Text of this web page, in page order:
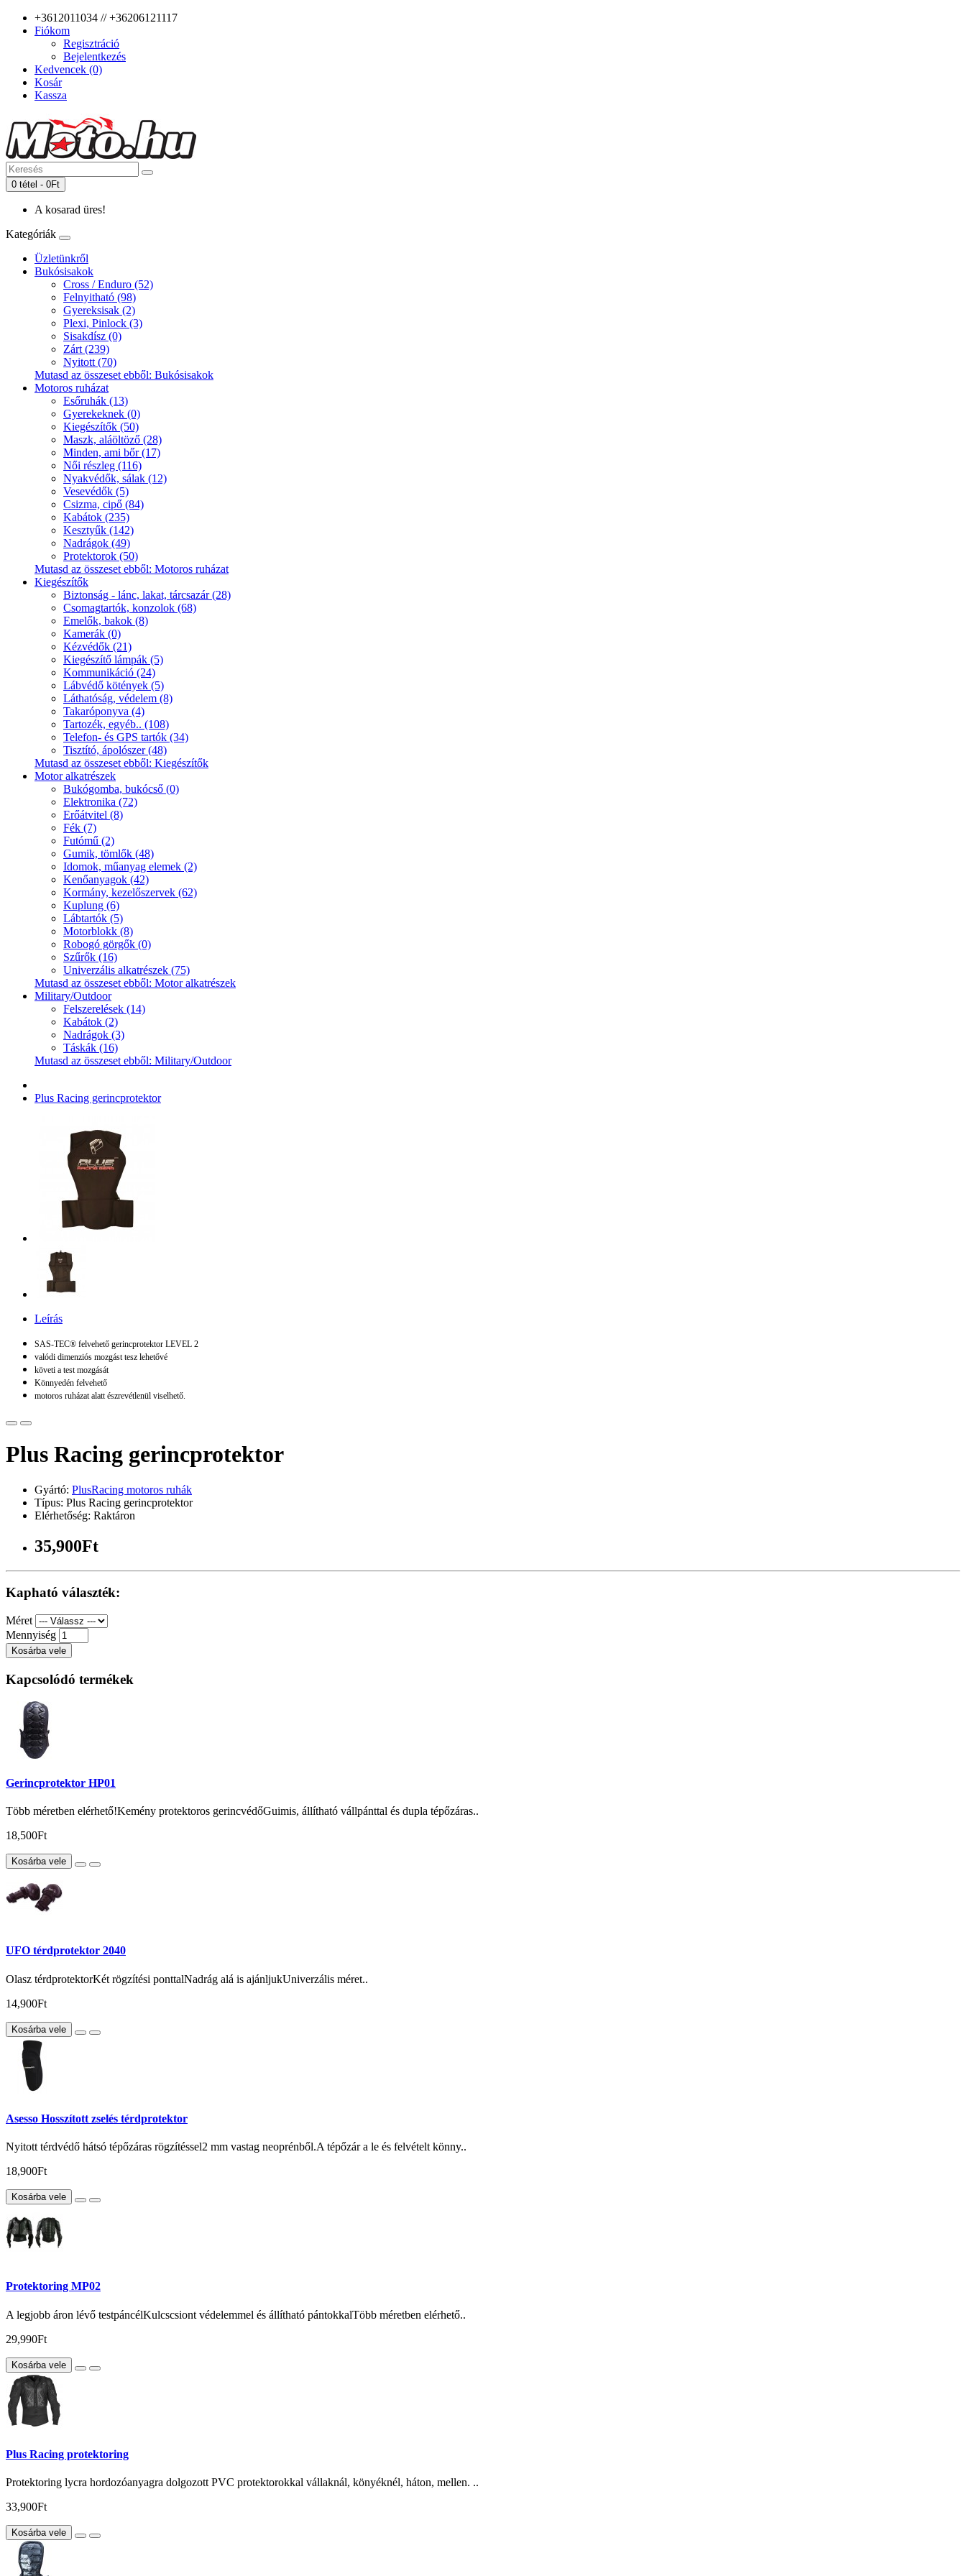
+3612011034 // +36206121117
Fiókom
Regisztráció
Bejelentkezés
Kedvencek (0)
Kosár
Kassza
0 tétel - 0Ft
A kosarad üres!
Kategóriák
Üzletünkről
Bukósisakok
Cross / Enduro (52)
Felnyitható (98)
Gyereksisak (2)
Plexi, Pinlock (3)
Sisakdísz (0)
Zárt (239)
Nyitott (70)
Mutasd az összeset ebből: Bukósisakok
Motoros ruházat
Esőruhák (13)
Gyerekeknek (0)
Kiegészítők (50)
Maszk, aláöltöző (28)
Minden, ami bőr (17)
Női részleg (116)
Nyakvédők, sálak (12)
Vesevédők (5)
Csizma, cipő (84)
Kabátok (235)
Kesztyűk (142)
Nadrágok (49)
Protektorok (50)
Mutasd az összeset ebből: Motoros ruházat
Kiegészítők
Biztonság - lánc, lakat, tárcsazár (28)
Csomagtartók, konzolok (68)
Emelők, bakok (8)
Kamerák (0)
Kézvédők (21)
Kiegészítő lámpák (5)
Kommunikáció (24)
Lábvédő kötények (5)
Láthatóság, védelem (8)
Takaróponyva (4)
Tartozék, egyéb.. (108)
Telefon- és GPS tartók (34)
Tisztító, ápolószer (48)
Mutasd az összeset ebből: Kiegészítők
Motor alkatrészek
Bukógomba, bukócső (0)
Elektronika (72)
Erőátvitel (8)
Fék (7)
Futómű (2)
Gumik, tömlők (48)
Idomok, műanyag elemek (2)
Kenőanyagok (42)
Kormány, kezelőszervek (62)
Kuplung (6)
Lábtartók (5)
Motorblokk (8)
Robogó görgők (0)
Szűrők (16)
Univerzális alkatrészek (75)
Mutasd az összeset ebből: Motor alkatrészek
Military/Outdoor
Felszerelések (14)
Kabátok (2)
Nadrágok (3)
Táskák (16)
Mutasd az összeset ebből: Military/Outdoor
Plus Racing gerincprotektor
Leírás
SAS-TEC® felvehető gerincprotektor LEVEL 2
valódi dimenziós mozgást tesz lehetővé
követi a test mozgását
Könnyedén felvehető
motoros ruházat alatt észrevétlenül viselhető.
Plus Racing gerincprotektor
Gyártó: PlusRacing motoros ruhák
Típus: Plus Racing gerincprotektor
Elérhetőség: Raktáron
35,900Ft
Kapható választék:
Méret
Mennyiség
Kosárba vele
Kapcsolódó termékek
Gerincprotektor HP01
Több méretben elérhető!Kemény protektoros gerincvédőGuimis, állítható vállpánttal és dupla tépőzáras..
18,500Ft
Kosárba vele
UFO térdprotektor 2040
Olasz térdprotektorKét rögzítési ponttalNadrág alá is ajánljukUniverzális méret..
14,900Ft
Kosárba vele
Asesso Hosszított zselés térdprotektor
Nyitott térdvédő hátsó tépőzáras rögzítéssel2 mm vastag neoprénből.A tépőzár a le és felvételt könny..
18,900Ft
Kosárba vele
Protektoring MP02
A legjobb áron lévő testpáncélKulcscsiont védelemmel és állítható pántokkalTöbb méretben elérhető..
29,990Ft
Kosárba vele
Plus Racing protektoring
Protektoring lycra hordozóanyagra dolgozott PVC protektorokkal vállaknál, könyéknél, háton, mellen. ..
33,900Ft
Kosárba vele